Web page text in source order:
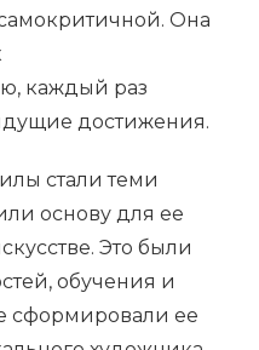
Она
каждый раз
достижения.
стали теми
основу для ее
Это были
обучения и
сформировали ее